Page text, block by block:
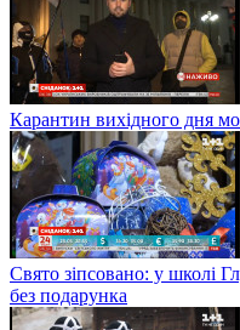
Карантин вихідного дня
Свято зіпсовано: у школі
без подарунка